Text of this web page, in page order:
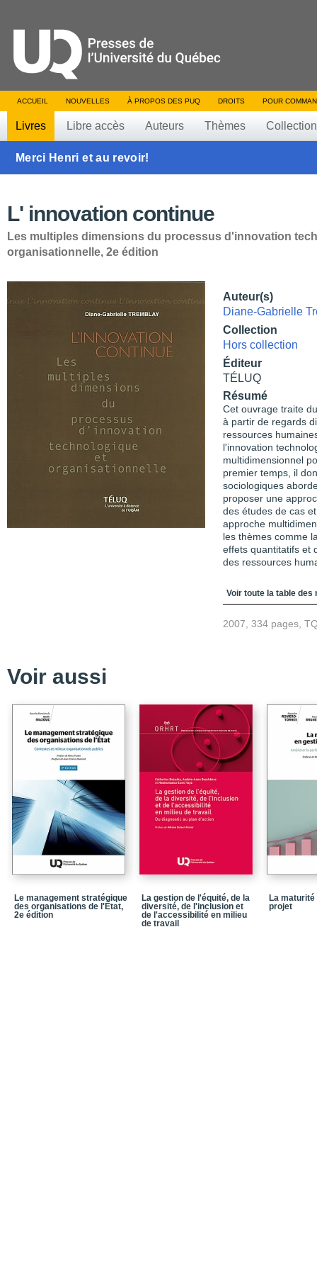
ACCUEIL NOUVELLES À PROPOS DES PUQ DROITS POUR
Livres Libre accès Auteurs Thèmes
Merci Henri et au revoir!
L' innovation continue
Les multiples dimensions du processus d'innovation
organisationnelle, 2e édition
Auteur(s)
Diane-Gabrielle
Collection
Hors collection
Éditeur
TÉLUQ
Résumé
Cet ouvrage traite
à partir de regards
ressources
l'innovation
multidimensionnel
premier temps, il
sociologiques
proposer une
des études de cas
approche
les thèmes comme
effets quantitatifs et
des ressources
Table des
Voir toute la table des
2007, 334 pages,
Voir aussi
Le management stratégique
des organisations de l'État,
2e édition
La gestion de l'équité, de la
diversité, de l'inclusion et
de l'accessibilité en milieu
de travail
La
projet